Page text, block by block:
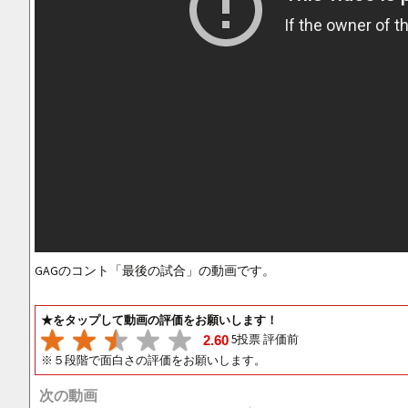
GAGのコント「最後の試合」の動画です。
★をタップして動画の評価をお願いします！
2.605投票 評価前
※５段階で面白さの評価をお願いします。
次の動画